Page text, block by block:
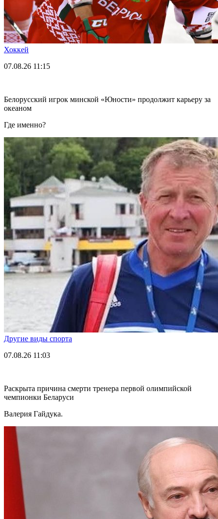
Хоккей
07.08.26 11:15
Белорусский игрок минской «Юности» продолжит карьеру за
океаном
Где именно?
Другие виды спорта
07.08.26 11:03
Раскрыта причина смерти тренера первой олимпийской
чемпионки Беларуси
Валерия Гайдука.